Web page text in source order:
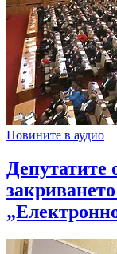
Новините в аудио
Депутатите